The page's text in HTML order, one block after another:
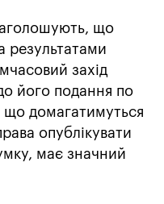
що
результатами
захід
його подання по
що домагатимуться
опублікувати
має значний